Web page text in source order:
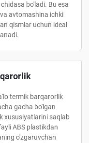
bo'ladi. Bu esa
avtomashina ichki
qismlar uchun ideal
termik barqarorlik
gacha bo'lgan
xususiyatlarini saqlab
ABS plastikdan
o'zgaruvchan